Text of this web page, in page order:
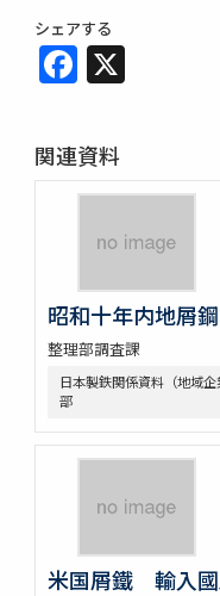
シェアする
関連資料
昭和十年内地屑
整理部調査課
日本製鉄関係資料（地域
部
米国屑鐵 輸入